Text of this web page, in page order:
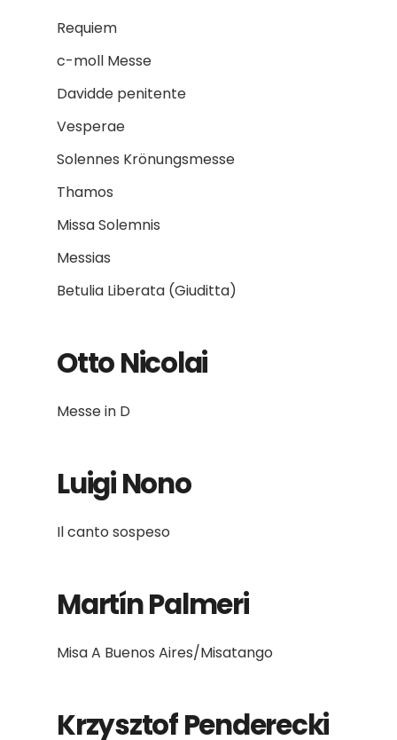
Requiem
c-moll Messe
Davidde penitente
Vesperae
Solennes Krönungsmesse
Thamos
Missa Solemnis
Messias
Betulia Liberata (Giuditta)
Otto Nicolai
Messe in D
Luigi Nono
Il canto sospeso
Martín Palmeri
Misa A Buenos Aires/Misatango
Krzysztof Penderecki